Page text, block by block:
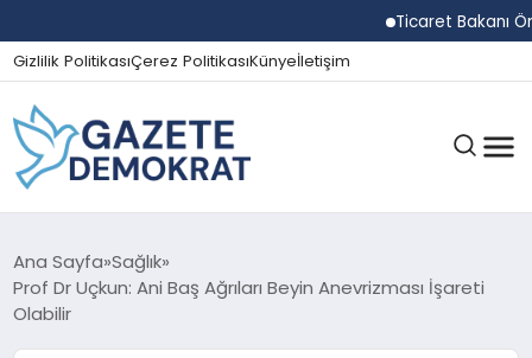
Ticaret Bakanı
Gizlilik PolitikasıÇerez PolitikasıKünyeİletişim
GÜNDEM
EKONOMI
Ana Sayfa Sağlık
Prof Dr Uçkun: Ani Baş Ağrıları Beyin Anevrizması İşareti
Olabilir